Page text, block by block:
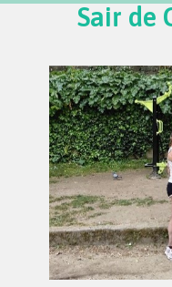
Sair de